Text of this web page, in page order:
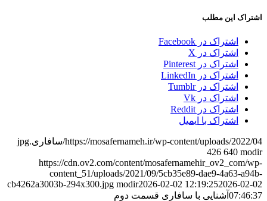
اشتراک این مطلب
اشتراک در Facebook
اشتراک در X
اشتراک در Pinterest
اشتراک در LinkedIn
اشتراک در Tumblr
اشتراک در Vk
اشتراک در Reddit
اشتراک با ایمیل
https://mosafernameh.ir/wp-content/uploads/2022/04/سافاری.jpg
426 640 modir
https://cdn.ov2.com/content/mosafernamehir_ov2_com/wp-
content_51/uploads/2021/09/5cb35e89-dae9-4a63-a94b-
cb4262a3003b-294x300.jpg modir2026-02-02 12:19:252026-02-02
07:46:37 آشنایی با سافاری قسمت دوم